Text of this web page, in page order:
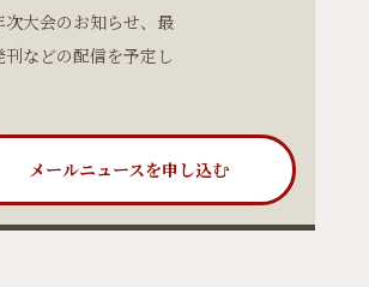
大会のお知らせ、最
などの配信を予定し
メールニュースを申し込む